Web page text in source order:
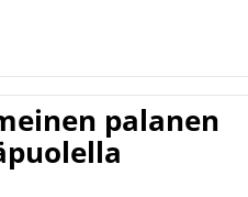
palanen